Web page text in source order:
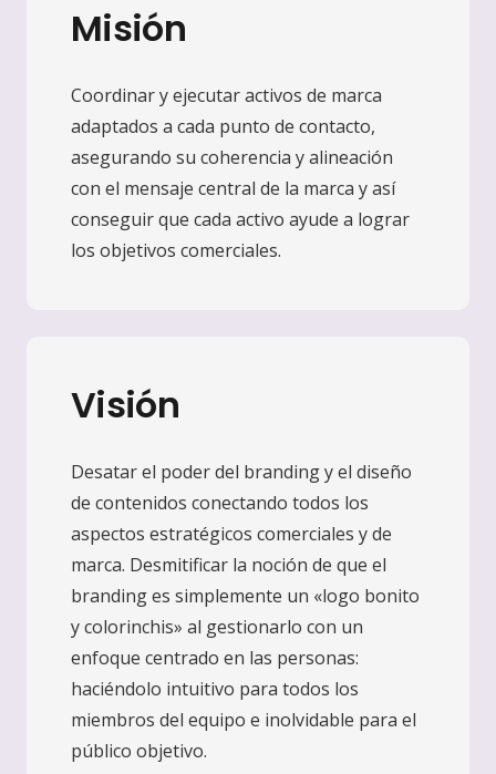
Misión
Coordinar y ejecutar activos de marca
adaptados a cada punto de contacto,
asegurando su coherencia y alineación
con el mensaje central de la marca y así
conseguir que cada activo ayude a lograr
los objetivos comerciales.
Visión
Desatar el poder del branding y el diseño
de contenidos conectando todos los
aspectos estratégicos comerciales y de
marca. Desmitificar la noción de que el
branding es simplemente un «logo bonito
y colorinchis» al gestionarlo con un
enfoque centrado en las personas:
haciéndolo intuitivo para todos los
miembros del equipo e inolvidable para el
público objetivo.